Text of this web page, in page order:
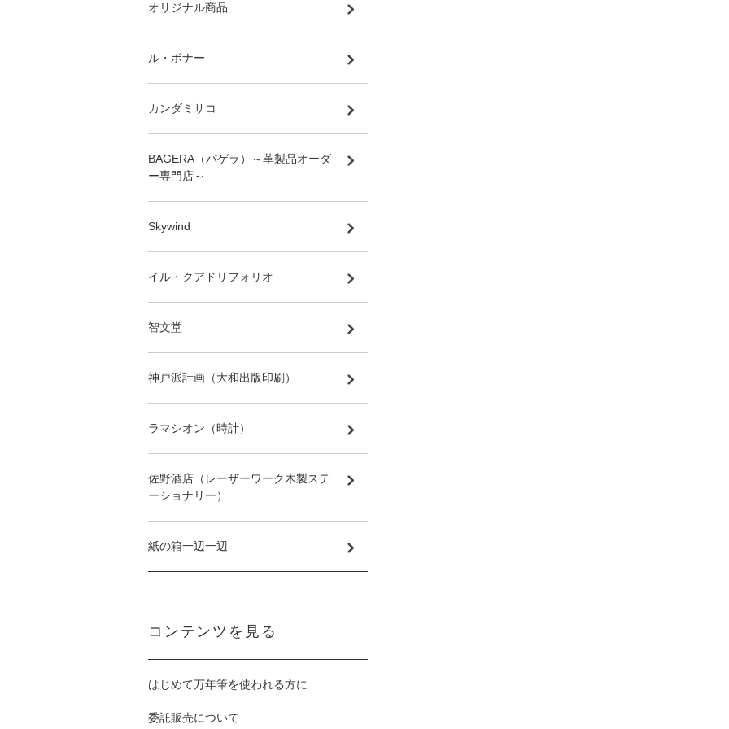
オリジナル商品
ル・ボナー
カンダミサコ
BAGERA（バゲラ）～革製品オーダ
ー専門店～
Skywind
イル・クアドリフォリオ
智文堂
神戸派計画（大和出版印刷）
ラマシオン（時計）
佐野酒店（レーザーワーク木製ステ
ーショナリー）
紙の箱一辺一辺
コンテンツを見る
はじめて万年筆を使われる方に
委託販売について